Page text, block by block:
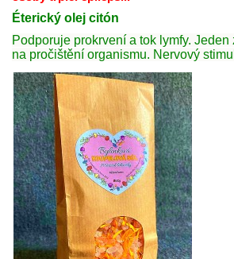
Éterický olej citón
Podporuje prokrvení a tok lymfy.
na pročištění organismu. Nervový